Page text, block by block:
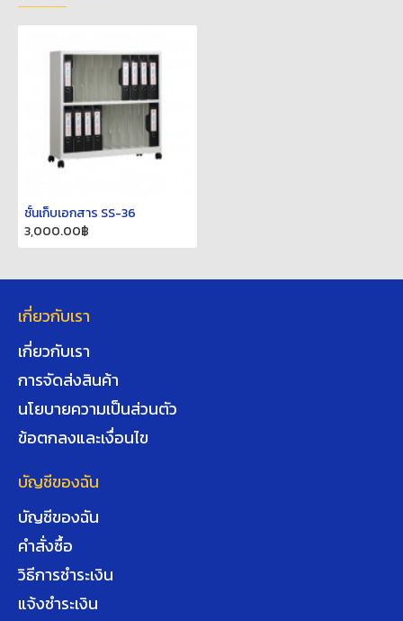
ชั้นเก็บเอกสาร SS-36
3,000.00฿
เกี่ยวกับเรา
เกี่ยวกับเรา
การจัดส่งสินค้า
นโยบายความเป็นส่วนตัว
ข้อตกลงและเงื่อนไข
บัญชีของฉัน
บัญชีของฉัน
คำสั่งซื้อ
วิธีการชำระเงิน
แจ้งชำระเงิน